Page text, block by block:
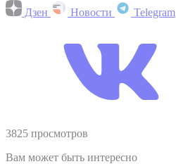
Дзен Новости Telegram
3825 просмотров
Вам может быть интересно